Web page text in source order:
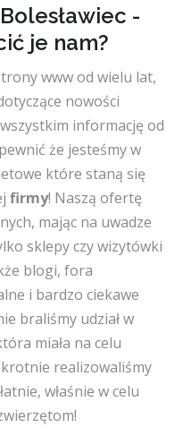
-
je nam?
www od wielu lat,
nowości
informację od
że jesteśmy w
które staną się
firmy! Naszą ofertę
mając na uwadze
sklepy czy wizytówki
blogi, fora
i bardzo ciekawe
braliśmy udział w
miała na celu
realizowaliśmy
właśnie w celu